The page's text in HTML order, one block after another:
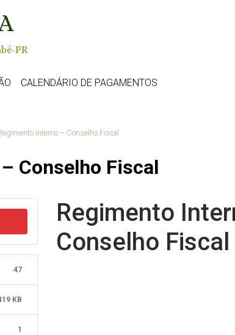
PR
CALENDÁRIO DE PAGAMENTOS
Interno – Conselho Fiscal
Conselho Fiscal
47
KB
1
Regimento
Conselho Fiscal